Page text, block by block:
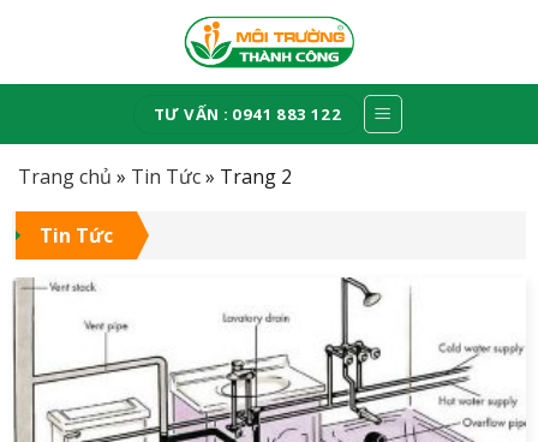
TƯ VẤN : 0941 883 122
Trang chủ » Tin Tức» Trang 2
Tin Tức